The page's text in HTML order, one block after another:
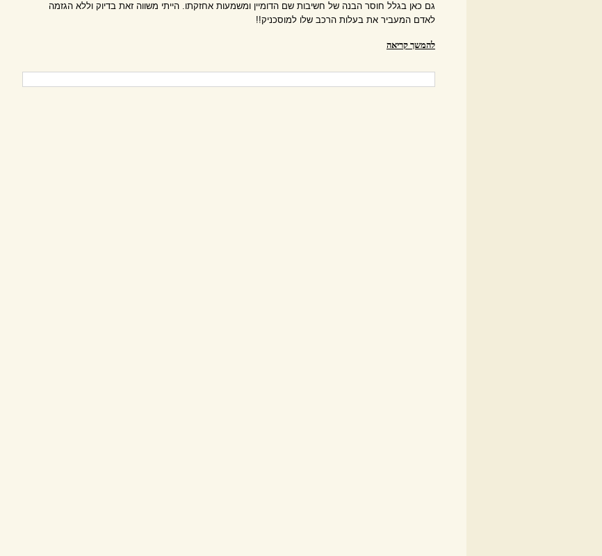
גם כאן בגלל חוסר הבנה של חשיבות שם הדומיין ומשמעות אחזקתו. הייתי משווה זאת בדיוק וללא הגזמה
לאדם המעביר את בעלות הרכב שלו למוסכניק!!
להמשך קריאה